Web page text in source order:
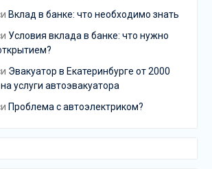
Вклад в банке: что необходимо знать
Условия вклада в банке: что нужно
Эвакуатор в Екатеринбурге от 2000
услуги автоэвакуатора
Проблема с автоэлектриком?